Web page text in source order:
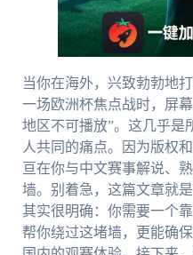
当你在海外，兴致勃勃地
一场欧洲杯焦点战时，屏
地区不可播放”。这几乎是
人共同的痛点。因为版权
亘在你与中文赛事解说、
墙。别着急，这篇文章就
其实很明确：你需要一个
帮你绕过这堵墙，更能确